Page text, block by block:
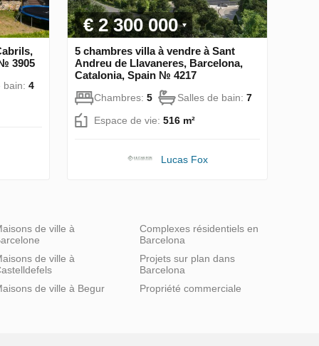
3905
bain: 4
€ 2 300 000
5 chambres villa à vendre à Sant
Andreu de Llavaneres, Barcelona,
Catalonia, Spain № 4217
Chambres: 5 Salles de bain: 7
Espace de vie: 516 m²
Lucas Fox
de ville à
de ville à
de ville à Begur
Complexes résidentiels en
Barcelona
Projets sur plan dans
Barcelona
Propriété commerciale